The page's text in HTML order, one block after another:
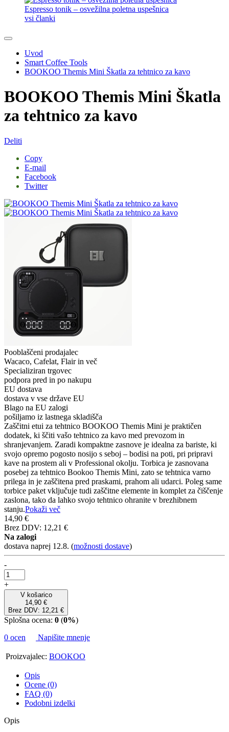
Espresso tonik – osvežilna poletna uspešnica
vsi članki
Uvod
Smart Coffee Tools
BOOKOO Themis Mini Škatla za tehtnico za kavo
BOOKOO Themis Mini Škatla
za tehtnico za kavo
Deliti
Copy
E-mail
Facebook
Twitter
Pooblaščeni prodajalec
Wacaco, Cafelat, Flair in več
Specializiran trgovec
podpora pred in po nakupu
EU dostava
dostava v vse države EU
Blago na EU zalogi
pošiljamo iz lastnega skladišča
Zaščitni etui za tehtnico BOOKOO Themis Mini je praktičen
dodatek, ki ščiti vašo tehtnico za kavo med prevozom in
shranjevanjem. Zaradi kompaktne zasnove je idealna za bariste, ki
svojo opremo pogosto nosijo s seboj – bodisi na poti, pri pripravi
kave na prostem ali v Professional okolju. Torbica je zasnovana
posebej za tehtnico Bookoo Themis Mini, zato se tehtnica varno
prilega in je zaščitena pred praskami, prahom ali udarci. Poleg same
torbice paket vključuje tudi zaščitne elemente in komplet za čiščenje
zaslona, tako da lahko svojo tehtnico ohranite v brezhibnem
stanju.Pokaži več
14,90 €
Brez DDV: 12,21 €
Na zalogi
dostava naprej 12.8. (možnosti dostave)
-
+
V košarico
14,90 €
Brez DDV: 12,21 €
Splošna ocena: 0 (0%)
0 ocen
Napišite mnenje
Proizvajalec: BOOKOO
Opis
Ocene (0)
FAQ (0)
Podobni izdelki
Opis